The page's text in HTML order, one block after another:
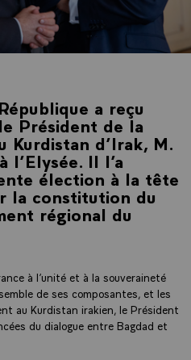
a reçu
Président de la
Kurdistan d’Irak, M.
l’Elysée. Il l’a
élection à la tête
la constitution du
régional du
à l’unité et à la souveraineté
de ses composantes, et les
au Kurdistan irakien, le Président
du dialogue entre Bagdad et